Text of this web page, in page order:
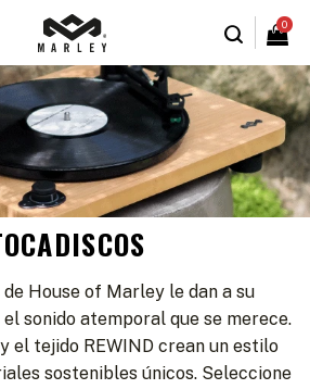
0
House of Marley le dan a su
sonido atemporal que se merece.
el tejido REWIND crean un estilo
sostenibles únicos. Seleccione